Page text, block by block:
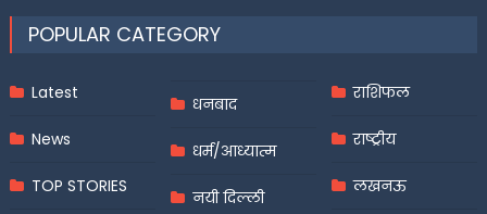
POPULAR CATEGORY
Latest
News
TOP STORIES
धनबाद
धर्म/आध्यात्म
नयी दिल्ली
राशिफल
राष्ट्रीय
लखनऊ